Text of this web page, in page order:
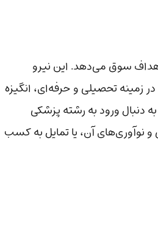
سوق می‌دهد. این نیرو
زمینه تحصیلی و حرفه‌ای، انگیزه
دنبال ورود به رشته پزشکی
نوآوری‌های آن، یا تمایل به کسب